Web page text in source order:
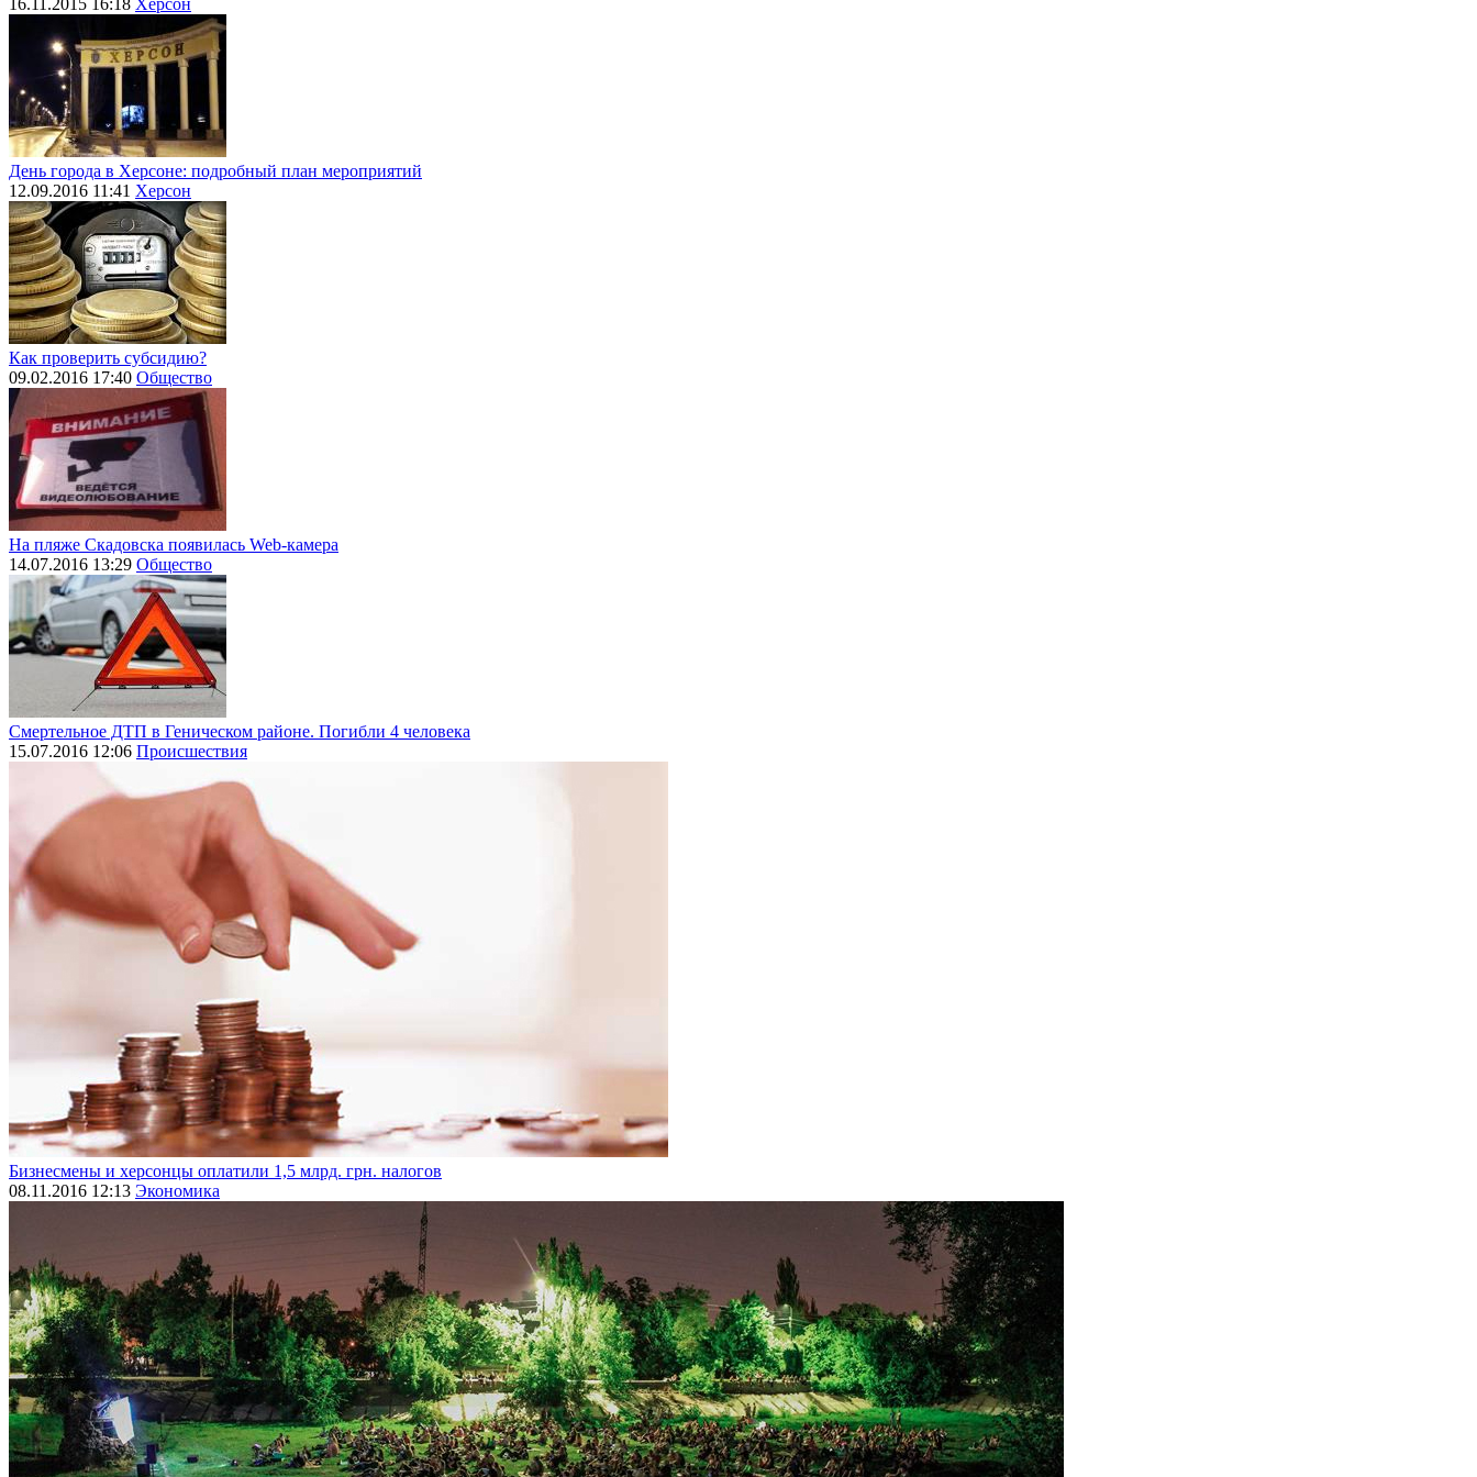
16.11.2015 16:18 Херсон
День города в Херсоне: подробный план мероприятий
12.09.2016 11:41 Херсон
Как проверить субсидию?
09.02.2016 17:40 Общество
На пляже Скадовска появилась Web-камера
14.07.2016 13:29 Общество
Смертельное ДТП в Геническом районе. Погибли 4 человека
15.07.2016 12:06 Происшествия
Бизнесмены и херсонцы оплатили 1,5 млрд. грн. налогов
08.11.2016 12:13 Экономика